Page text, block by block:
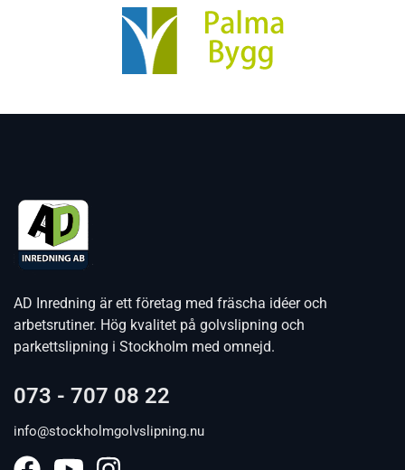
AD Inredning är ett företag med fräscha idéer och
arbetsrutiner. Hög kvalitet på golvslipning och
parkettslipning i Stockholm med omnejd.
073 - 707 08 22
info@stockholmgolvslipning.nu